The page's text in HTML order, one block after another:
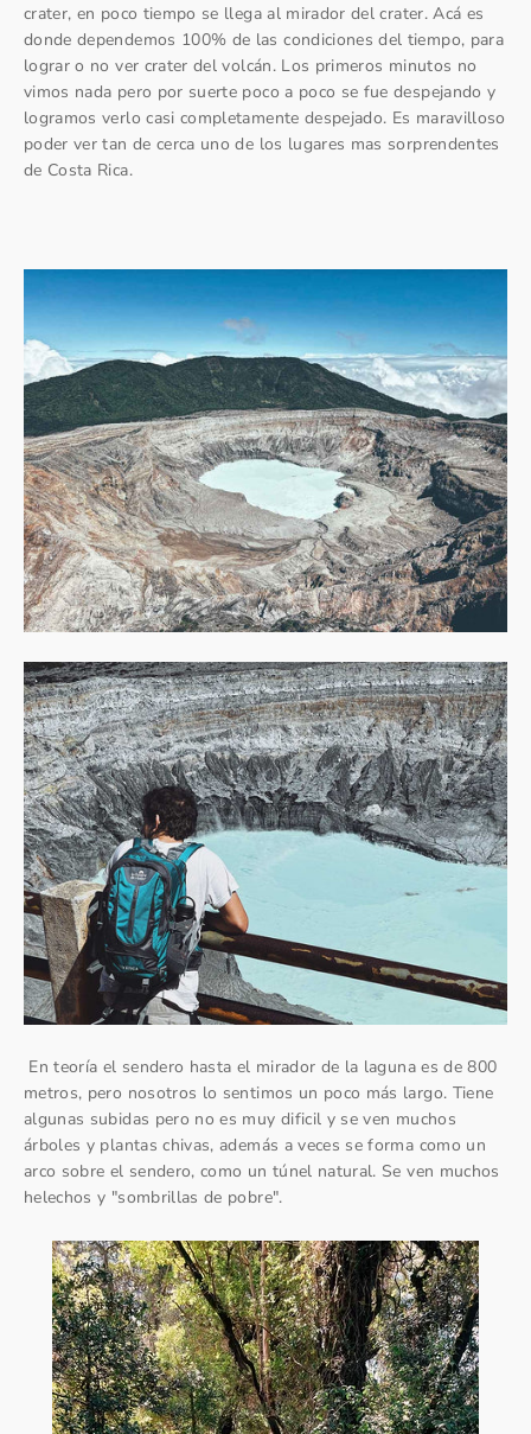
crater, en poco tiempo se llega al mirador del crater. Acá es
donde dependemos 100% de las condiciones del tiempo, para
lograr o no ver crater del volcán. Los primeros minutos no
vimos nada pero por suerte poco a poco se fue despejando y
logramos verlo casi completamente despejado. Es maravilloso
poder ver tan de cerca uno de los lugares mas sorprendentes
de Costa Rica.
En teoría el sendero hasta el mirador de la laguna es de 800
metros, pero nosotros lo sentimos un poco más largo. Tiene
algunas subidas pero no es muy dificil y se ven muchos
árboles y plantas chivas, además a veces se forma como un
arco sobre el sendero, como un túnel natural. Se ven muchos
helechos y "sombrillas de pobre".